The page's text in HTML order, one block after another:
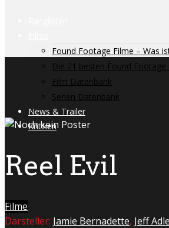
Found Footage Filme – Was
Die 21 besten Found Footage
Film Datenbank
Serien Datenbank
News & Trailer
Kritiken
Reel Evil
Filme
Darsteller: Jamie Bernadette, Jeff